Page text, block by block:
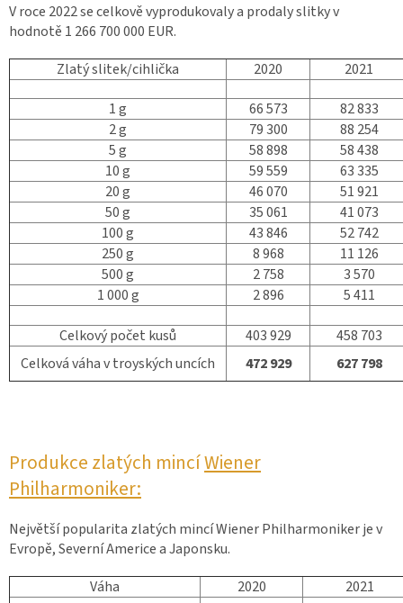
V roce 2022 se celkově vyprodukovaly a prodaly slitky v
hodnotě 1 266 700 000 EUR.
Zlatý slitek/cihlička
2020
2021
1 g
66 573
82 833
2 g
79 300
88 254
5 g
58 898
58 438
10 g
59 559
63 335
20 g
46 070
51 921
50 g
35 061
41 073
100 g
43 846
52 742
250 g
8 968
11 126
500 g
2 758
3 570
1 000 g
2 896 5 411
Celkový počet kusů 403 929
458 703
Celková váha v troyských uncích
472 929 627 798
Produkce zlatých mincíWiener
Philharmoniker:
Největší popularita zlatých mincí Wiener Philharmoniker je v
Evropě, Severní Americe a Japonsku.
Váha
2020 2021